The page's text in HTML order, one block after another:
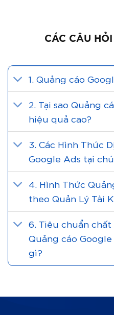
CÁC CÂU HỎI
1. Quảng cáo
2. Tại sao Quảng
hiệu quả cao?
3. Các Hình Thức
Google Ads tại
4. Hình Thức
theo Quản Lý Tài
6. Tiêu chuẩn
Quảng cáo
gì?